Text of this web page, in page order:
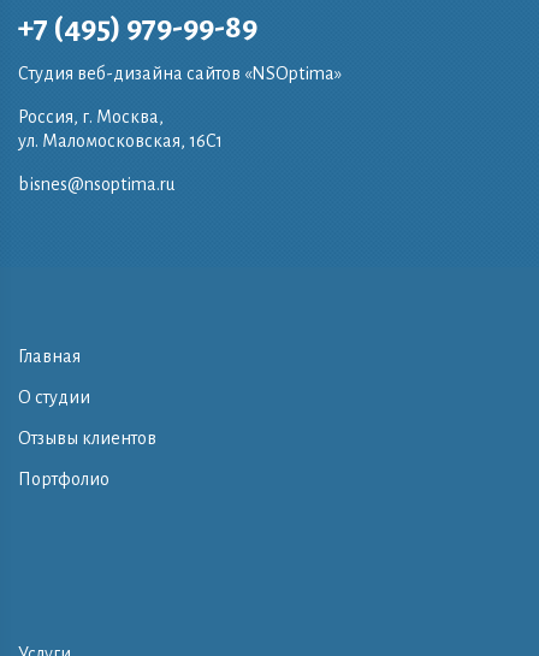
+7 (495) 979-99-89
Студия веб-дизайна сайтов «NSOptima»
Россия, г. Москва,
ул. Маломосковская, 16C1
bisnes@nsoptima.ru
Главная
О студии
Отзывы клиентов
Портфолио